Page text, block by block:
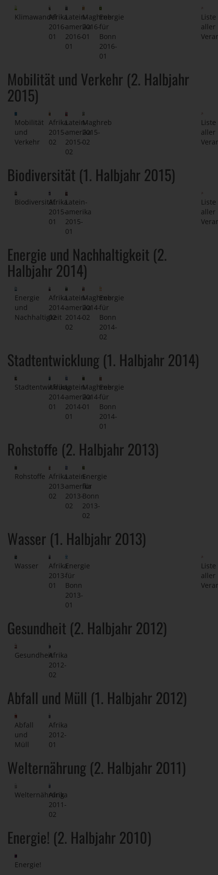
KlimawandelAfrika
2016-
01
Latein-
amerika
2016-
01
Maghreb
2016-
01
Energie
für
Bonn
2016-
01
Liste
aller
Mobilität und Verkehr (2. Halbjahr
2015)
Mobilität
und
Verkehr
Afrika
2015-
02
Latein-
amerika
2015-
02
Maghreb
2015-
02
Liste
aller
Biodiversität (1. Halbjahr 2015)
BiodiversitätAfrika
2015-
01
Latein-
amerika
2015-
01
Liste
aller
Energie und Nachhaltigkeit (2.
Halbjahr 2014)
Energie
und
Nachhaltigkeit
Afrika
2014-
02
Latein-
amerika
2014-
02
Maghreb
2014-
02
Energie
für
Bonn
2014-
02
Stadtentwicklung (1. Halbjahr 2014)
Stadtentwicklung
Afrika
2014-
01
Latein-
amerika
2014-
01
Maghreb
2014-
01
Energie
für
Bonn
2014-
01
Rohstoffe (2. Halbjahr 2013)
Rohstoffe Afrika
2013-
02
Latein-
amerika
2013-
02
Energie
für
Bonn
2013-
02
Wasser (1. Halbjahr 2013)
Wasser
Afrika
2013-
01
Energie
für
Bonn
2013-
01
Liste
aller
Gesundheit (2. Halbjahr 2012)
GesundheitAfrika
2012-
02
Abfall und Müll (1. Halbjahr 2012)
Abfall
und
Müll
Afrika
2012-
01
Welternährung (2. Halbjahr 2011)
Welternährung
Afrika
2011-
02
Energie! (2. Halbjahr 2010)
Energie!